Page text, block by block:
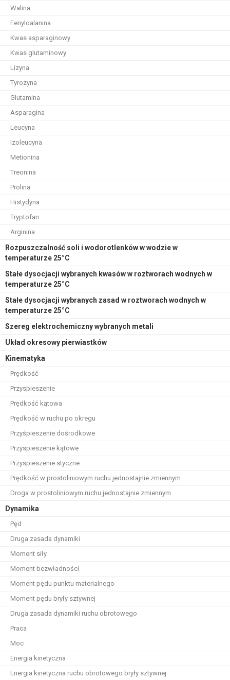
Walina
Fenyloalanina
Kwas asparaginowy
Kwas glutaminowy
Lizyna
Tyrozyna
Glutamina
Asparagina
Leucyna
Izoleucyna
Metionina
Treonina
Prolina
Histydyna
Tryptofan
Arginina
Rozpuszczalność soli i wodorotlenków w wodzie w
temperaturze 25°C
Stałe dysocjacji wybranych kwasów w roztworach wodnych w
temperaturze 25°C
Stałe dysocjacji wybranych zasad w roztworach wodnych w
temperaturze 25°C
Szereg elektrochemiczny wybranych metali
Układ okresowy pierwiastków
Kinematyka
Prędkość
Przyspieszenie
Prędkość kątowa
Prędkość w ruchu po okregu
Przyśpieszenie dośrodkowe
Przyspieszenie kątowe
Przyspieszenie styczne
Prędkość w prostoliniowym ruchu jednostajnie zmiennym
Droga w prostoliniowym ruchu jednostajnie zmiennym
Dynamika
Pęd
Druga zasada dynamiki
Moment siły
Moment bezwładności
Moment pędu punktu materialnego
Moment pędu bryły sztywnej
Druga zasada dynamiki ruchu obrotowego
Praca
Moc
Energia kinetyczna
Energia kinetyczna ruchu obrotowego bryły sztywnej